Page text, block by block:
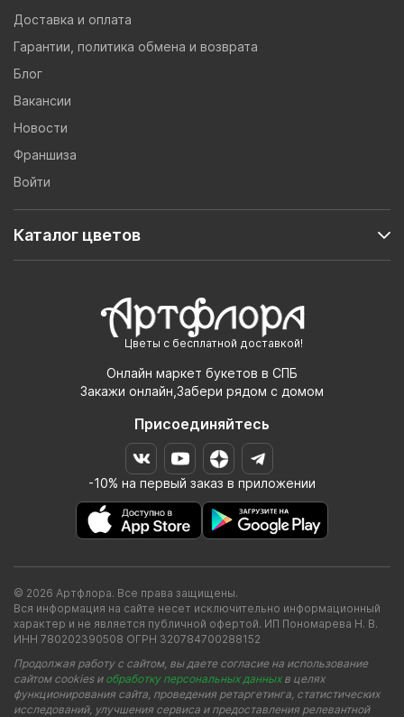
Цветы с бесплатной доставкой!
Онлайн маркет букетов в СПБ
Закажи онлайн,Забери рядом с домом
Присоединяйтесь
-10% на первый заказ в приложении
Доставка и оплата
Гарантии, политика обмена и возврата
Блог
Вакансии
Новости
Франшиза
Войти
Каталог цветов
© 2026 Артфлора. Все права защищены.
Вся информация на сайте несет исключительно информационный
характер и не является публичной офертой. ИП Пономарева Н. В.
ИНН 780202390508 ОГРН 320784700288152
Продолжая работу с сайтом, вы даете согласие на использование
сайтом cookies и обработку персональных данныхв целях
функционирования сайта, проведения ретаргетинга, статистических
исследований, улучшения сервиса и предоставления релевантной